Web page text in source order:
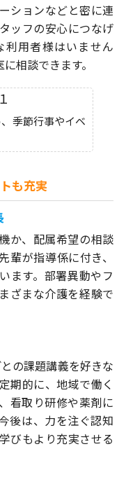
ションなどと密に連
ッフの安心につなげ
利用者様はいません
相談できます。
季節行事やイベ
も充実
か、配属希望の相談
輩が指導係に付き、
ます。部署異動やフ
ざまな介護を経験で
の課題講義を好きな
期的に、地域で働く
看取り研修や薬剤に
後は、力を注ぐ認知
びもより充実させる